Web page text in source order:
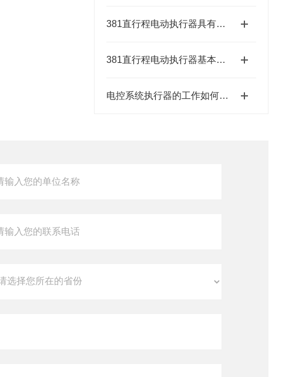
381直行程电动执行器具有结构紧凑、响应速度快等特点
381直行程电动执行器基本特征有哪些呢？
电控系统执行器的工作如何控制